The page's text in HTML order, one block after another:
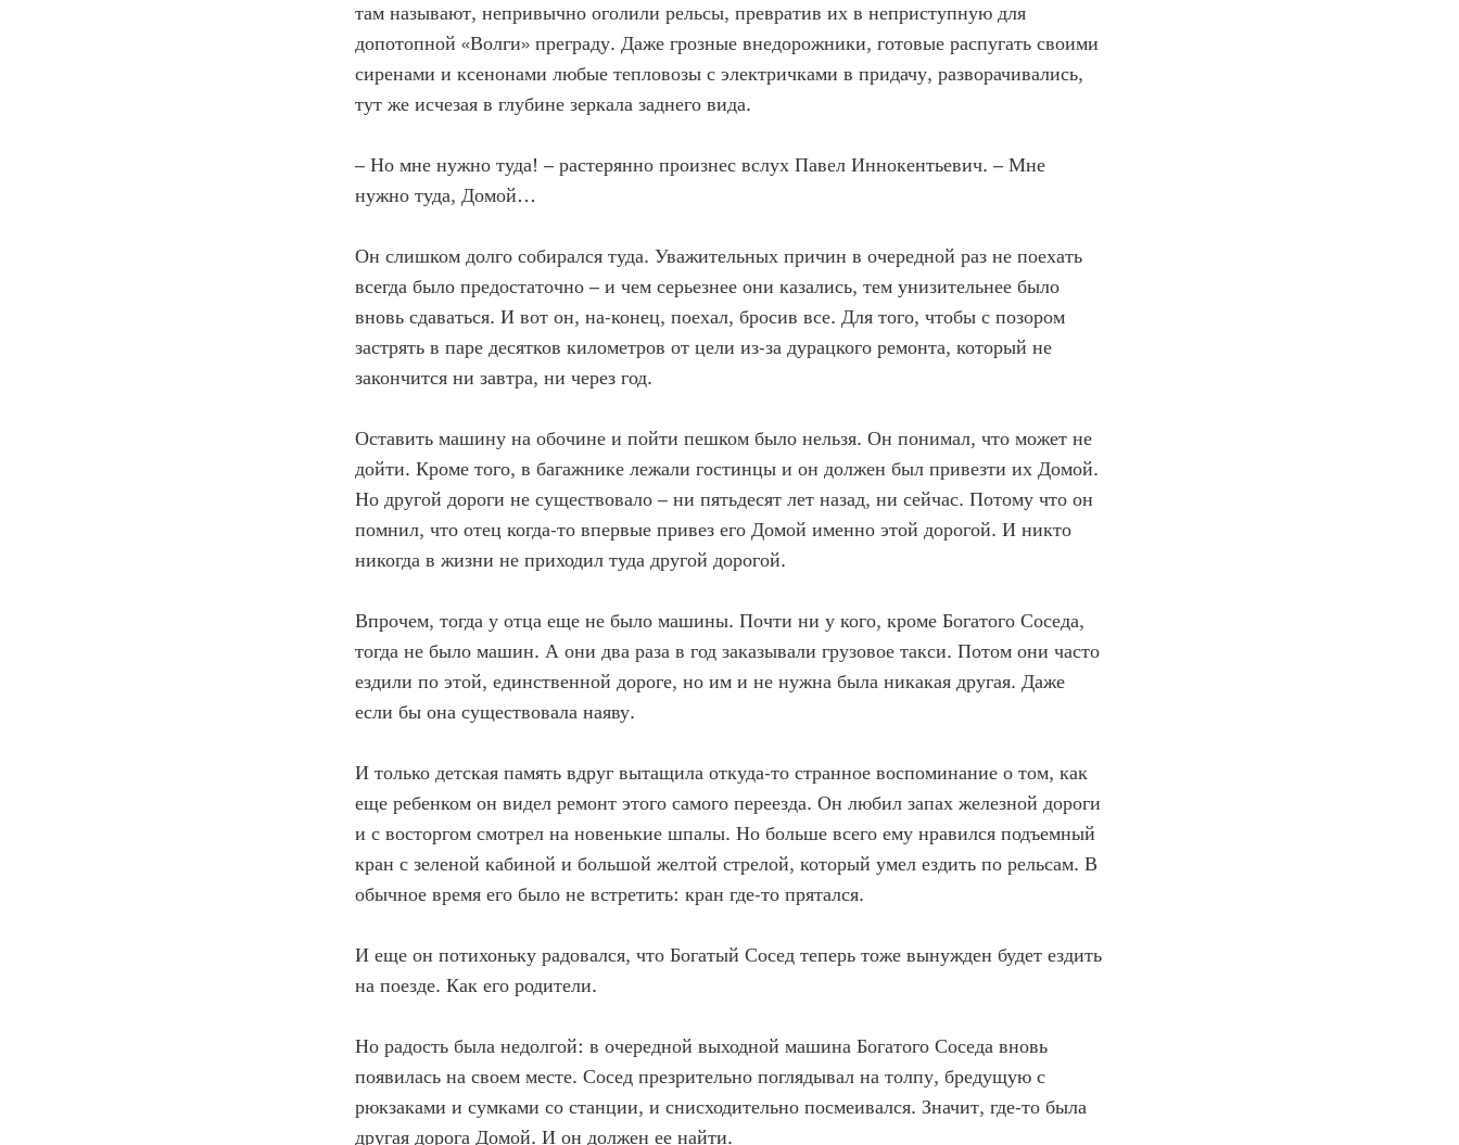
там называют, непривычно оголили рельсы, превратив их в неприступную для
допотопной «Волги» преграду. Даже грозные внедорожники, готовые распугать своими
сиренами и ксенонами любые тепловозы с электричками в придачу, разворачивались,
тут же исчезая в глубине зеркала заднего вида.
– Но мне нужно туда! – растерянно произнес вслух Павел Иннокентьевич. – Мне
нужно туда, Домой…
Он слишком долго собирался туда. Уважительных причин в очередной раз не поехать
всегда было предостаточно – и чем серьезнее они казались, тем унизительнее было
вновь сдаваться. И вот он, на-конец, поехал, бросив все. Для того, чтобы с позором
застрять в паре десятков километров от цели из-за дурацкого ремонта, который не
закончится ни завтра, ни через год.
Оставить машину на обочине и пойти пешком было нельзя. Он понимал, что может не
дойти. Кроме того, в багажнике лежали гостинцы и он должен был привезти их Домой.
Но другой дороги не существовало – ни пятьдесят лет назад, ни сейчас. Потому что он
помнил, что отец когда-то впервые привез его Домой именно этой дорогой. И никто
никогда в жизни не приходил туда другой дорогой.
Впрочем, тогда у отца еще не было машины. Почти ни у кого, кроме Богатого Соседа,
тогда не было машин. А они два раза в год заказывали грузовое такси. Потом они часто
ездили по этой, единственной дороге, но им и не нужна была никакая другая. Даже
если бы она существовала наяву.
И только детская память вдруг вытащила откуда-то странное воспоминание о том, как
еще ребенком он видел ремонт этого самого переезда. Он любил запах железной дороги
и с восторгом смотрел на новенькие шпалы. Но больше всего ему нравился подъемный
кран с зеленой кабиной и большой желтой стрелой, который умел ездить по рельсам. В
обычное время его было не встретить: кран где-то прятался.
И еще он потихоньку радовался, что Богатый Сосед теперь тоже вынужден будет ездить
на поезде. Как его родители.
Но радость была недолгой: в очередной выходной машина Богатого Соседа вновь
появилась на своем месте. Сосед презрительно поглядывал на толпу, бредущую с
рюкзаками и сумками со станции, и снисходительно посмеивался. Значит, где-то была
другая дорога Домой. И он должен ее найти.